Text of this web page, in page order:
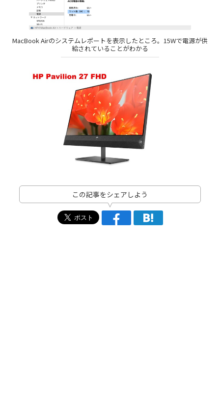
MacBook Airのシステムレポートを表示したところ。15Wで電源が供
給されていることがわかる
この記事をシェアしよう